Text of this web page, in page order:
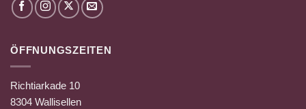
ÖFFNUNGSZEITEN
Richtiarkade 10
8304 Wallisellen